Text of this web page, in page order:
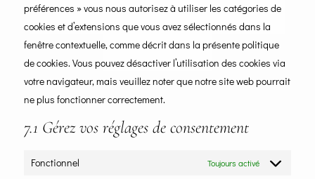
préférences » vous nous autorisez à utiliser les catégories de
cookies et d’extensions que vous avez sélectionnés dans la
fenêtre contextuelle, comme décrit dans la présente politique
de cookies. Vous pouvez désactiver l’utilisation des cookies via
votre navigateur, mais veuillez noter que notre site web pourrait
ne plus fonctionner correctement.
7.1 Gérez vos réglages de consentement
Fonctionnel Toujours activé